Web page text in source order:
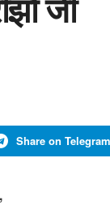
Share on Telegram